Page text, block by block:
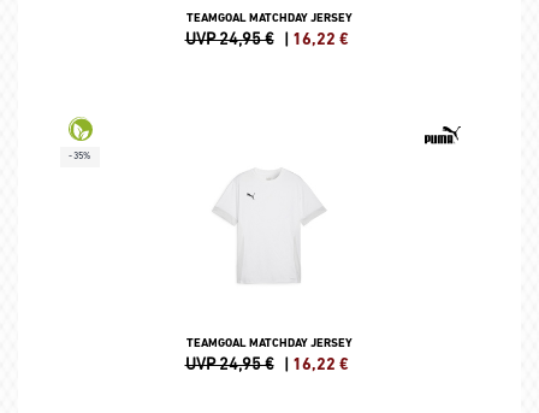
TEAMGOAL MATCHDAY JERSEY
UVP 24,95 € | 16,22 €
-35%
TEAMGOAL MATCHDAY JERSEY
UVP 24,95 € | 16,22 €